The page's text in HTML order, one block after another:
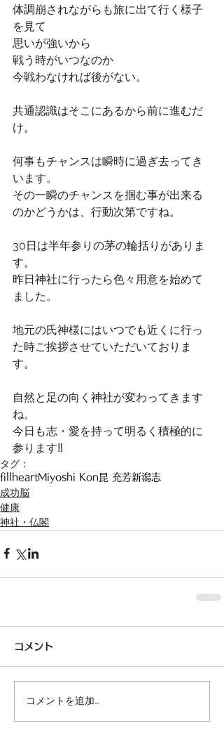
体調崩されながらも旅に出て行く様子
を見て
思いが強いから
戦う時がいつなのか
今戦わなければ後がない。
共通認識はそこにあるから前に進むだ
け。
何事もチャンスは瞬時に過ぎ去ってき
います。
その一瞬のチャンスを掴む事が出来る
のかどうかは、行動次第ですね。
30日は半年参りの茅の輪括りがありま
す。
昨日神社に行ったら色々用意を始めて
ました。
地元の氏神様にはいつでも近くに行っ
た時ご挨拶させていただいておりま
す。
自然と足の向く神社が変わってきます
ね。
今日も志・愛を持って明るく積極的に
参ります‼︎
タグ：
fillheartMiyoshi Kon 昆 充芳新潟志
成功脳
健康
神社・仏閣
コメント
コメントを追加…